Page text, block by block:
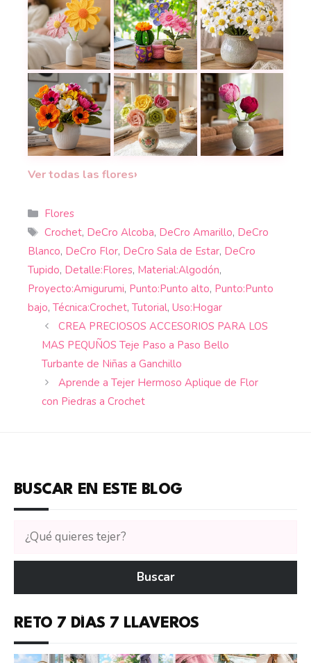
Flores margarita a crochet: una idea tierna para
Decora tu escritorio con plantas a
Flores eternas a
¡Color eterno en tu hogar!Aprende a tejer estos
¡Flores que no se marchitan!Teje
Cómo tejer
Ver todas las flores›
Categorías
Flores
Etiquetas
Crochet, DeCro Alcoba, DeCro Amarillo, DeCro
Blanco, DeCro Flor, DeCro Sala de Estar, DeCro
Tupido, Detalle:Flores, Material:Algodón,
Proyecto:Amigurumi, Punto:Punto alto, Punto:Punto
bajo, Técnica:Crochet, Tutorial, Uso:Hogar
CREA PRECIOSOS ACCESORIOS PARA LOS
MAS PEQUÑOS Teje Paso a Paso Bello
Turbante de Niñas a Ganchillo
Aprende a Tejer Hermoso Aplique de Flor
con Piedras a Crochet
BUSCAR EN ESTE BLOG
Buscar
tutoriales
en
Buscar
RETO 7 DÍAS 7 LLAVEROS